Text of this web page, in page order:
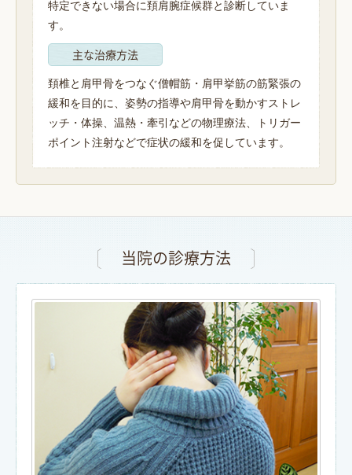
特定できない場合に頚肩腕症候群と診断していま
す。
主な治療方法
頚椎と肩甲骨をつなぐ僧帽筋・肩甲挙筋の筋緊張の
緩和を目的に、姿勢の指導や肩甲骨を動かすストレ
ッチ・体操、温熱・牽引などの物理療法、トリガー
ポイント注射などで症状の緩和を促しています。
当院の診療方法